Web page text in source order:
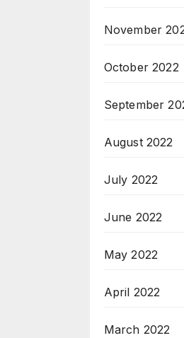
November
October 2022
September
August 2022
July 2022
June 2022
May 2022
April 2022
March 2022